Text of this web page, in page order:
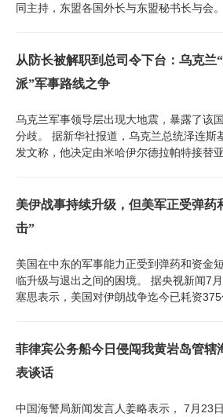
同主持，东盟各国外长与东盟秘书长与会
从防长被解职到总司令下台：乌克兰
派”军事路线之争
乌克兰军事领导层出现大地震，暴露了该
分歧。 据新华社报道，乌克兰总统泽连斯
发文称，他决定由米哈伊尔德拉帕特接替
美伊战事持续升级，但美军正受弹药
击”
美国在中东的军事能力正受到弹药和资金
临升级与退出之间的困境。 据央视新闻7
塞思表示，美国对伊朗战争迄今已耗资
菲律宾公务船今日侵闯我黄岩岛管辖
表谈话
中国海警局新闻发言人姜略表示， 7月23